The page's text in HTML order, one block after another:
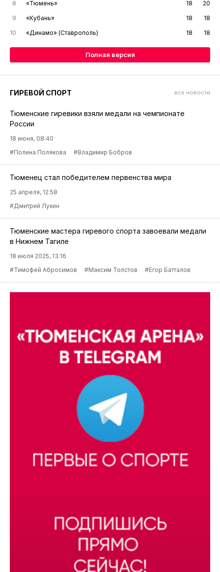
8
«Тюмень» 18
20
9
«Кубань» 18
18
10
«Динамо» (Ставрополь) 18 18
Полная версия
ГИРЕВОЙ СПОРТ все новости
Тюменские гиревики взяли медали на чемпионате
России
18 июня, 08:40
#Полина Полякова
#Владимир Бобров
Тюменец стал победителем первенства мира
25 апреля, 12:58
#Дмитрий Лукин
Тюменские мастера гиревого спорта завоевали медали
в Нижнем Тагиле
18 июля 2025, 13:16
#Тимофей Абросимов
#Максим Толстов #Егор Батталов